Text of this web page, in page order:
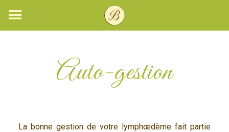
Auto-gestion
La bonne gestion de votre lymphœdème fait partie